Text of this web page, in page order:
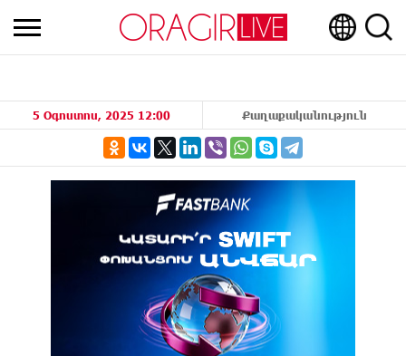
5 Օգոստոս, 2025 12:00 Քաղաքականություն